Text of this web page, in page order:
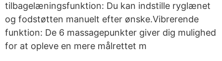
tilbagelæningsfunktion: Du kan indstille ryglænet
og fodstøtten manuelt efter ønske.Vibrerende
funktion: De 6 massagepunkter giver dig mulighed
for at opleve en mere målrettet m